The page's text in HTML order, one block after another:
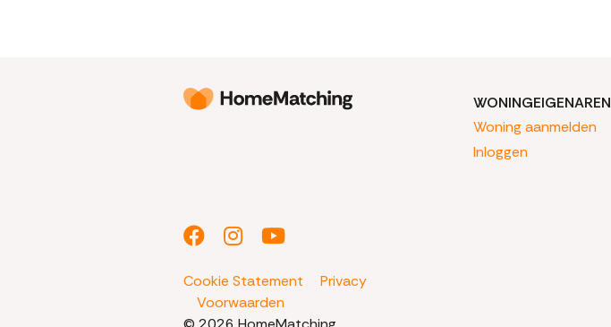
Cookie Statement
Privacy
Voorwaarden
WONINGEIGENAREN
Woning aanmelden
Inloggen